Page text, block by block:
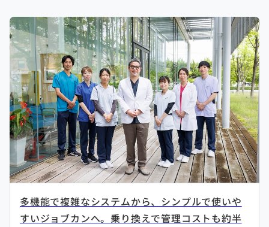
多機能で複雑なシステムから、シンプルで使いや
すいジョブカンへ。乗り換えで管理コストも約半